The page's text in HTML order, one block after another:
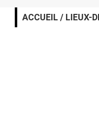
ACTUALITE
ACCUEIL / LIEUX-